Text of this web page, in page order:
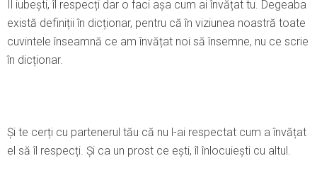
Îl iubești, îl respecți dar o faci așa cum ai învățat tu. Degeaba
există definiții în dicționar, pentru că în viziunea noastră toate
cuvintele înseamnă ce am învățat noi să însemne, nu ce scrie
în dicționar.
Şi te cerți cu partenerul tău că nu l-ai respectat cum a învățat
el să îl respecți. Şi ca un prost ce ești, îl înlocuiești cu altul.